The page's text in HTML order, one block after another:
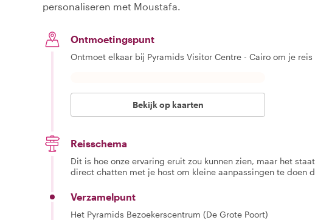
personaliseren met Moustafa.
Ontmoetingspunt
Ontmoet elkaar bij Pyramids Visitor Centre - Cairo om je
Bekijk op kaarten
Reisschema
Dit is hoe onze ervaring eruit zou kunnen zien, maar het
direct chatten met je host om kleine aanpassingen te doen
Verzamelpunt
Het Pyramids Bezoekerscentrum (De Grote Poort)